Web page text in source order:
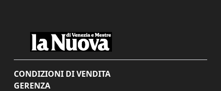
CONDIZIONI DI VENDITA
GERENZA